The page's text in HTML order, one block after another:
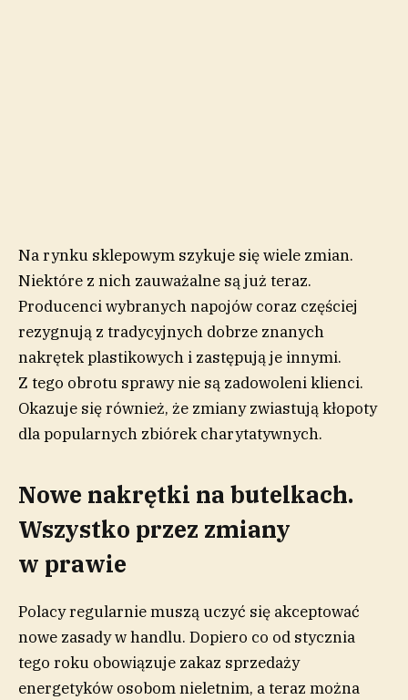
Na rynku sklepowym szykuje się wiele zmian.
Niektóre z nich zauważalne są już teraz.
Producenci wybranych napojów coraz częściej
rezygnują z tradycyjnych dobrze znanych
nakrętek plastikowych i zastępują je innymi.
Z tego obrotu sprawy nie są zadowoleni klienci.
Okazuje się również, że zmiany zwiastują kłopoty
dla popularnych zbiórek charytatywnych.
Nowe nakrętki na butelkach.
Wszystko przez zmiany
w prawie
Polacy regularnie muszą uczyć się akceptować
nowe zasady w handlu. Dopiero co od stycznia
tego roku obowiązuje zakaz sprzedaży
energetyków osobom nieletnim, a teraz można